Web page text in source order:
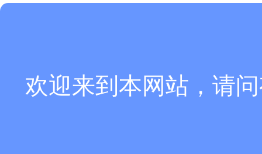
欢迎来到本网站，请